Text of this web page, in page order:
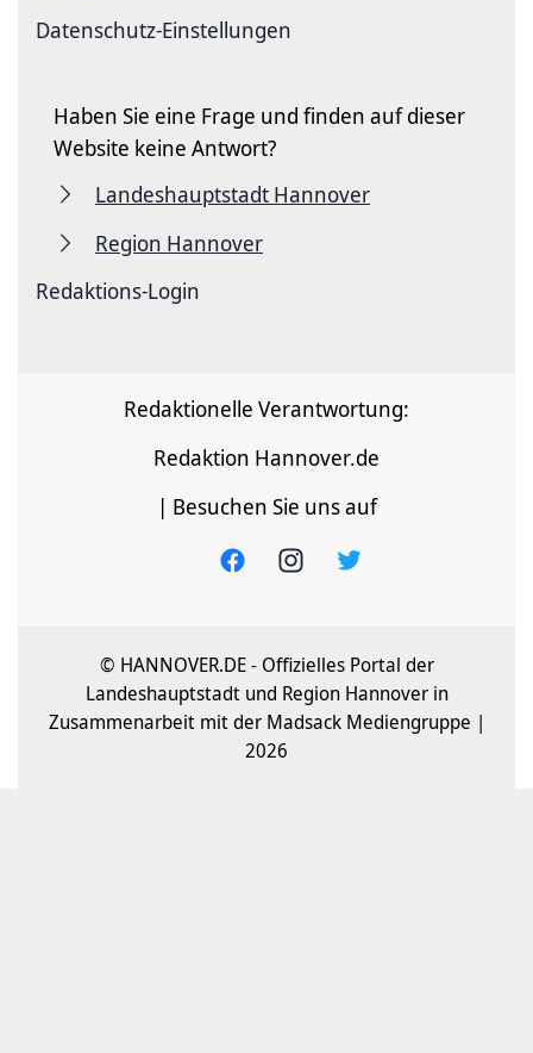
Datenschutz-Einstellungen
Haben Sie eine Frage und finden auf dieser
Website keine Antwort?
Landeshauptstadt Hannover
Region Hannover
Redaktions-Login
Redaktionelle Verantwortung:
Redaktion Hannover.de
| Besuchen Sie uns auf
© HANNOVER.DE - Offizielles Portal der
Landeshauptstadt und Region Hannover in
Zusammenarbeit mit der Madsack Mediengruppe |
2026